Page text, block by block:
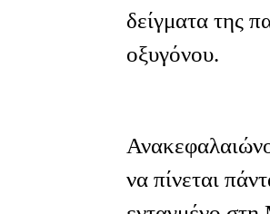
δείγματα της
οξυγόνου.
να πίνεται